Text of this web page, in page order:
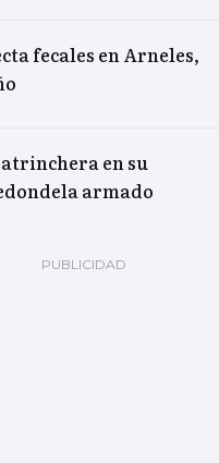
fecales en Arneles,
en su
armado